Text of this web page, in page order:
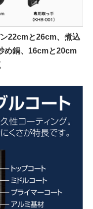
22cmと26cm、煮込
め鍋、16cmと20cm